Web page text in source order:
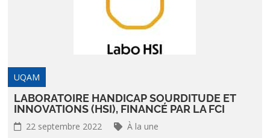
UQAM
LABORATOIRE HANDICAP SOURDITUDE ET
INNOVATIONS (HSI), FINANCÉ PAR LA FCI
22 septembre 2022
À la une